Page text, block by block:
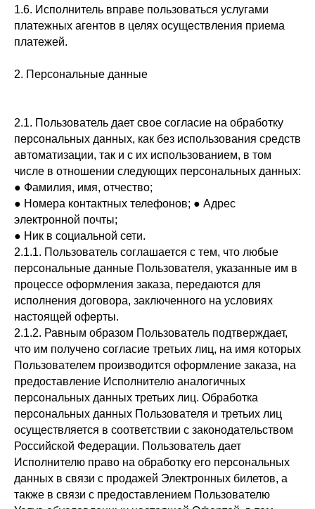
1.6. Исполнитель вправе пользоваться услугами
платежных агентов в целях осуществления приема
платежей.
2. Персональные данные
2.1. Пользователь дает свое согласие на обработку
персональных данных, как без использования средств
автоматизации, так и с их использованием, в том
числе в отношении следующих персональных данных:
● Фамилия, имя, отчество;
● Номера контактных телефонов; ● Адрес
электронной почты;
● Ник в социальной сети.
2.1.1. Пользователь соглашается с тем, что любые
персональные данные Пользователя, указанные им в
процессе оформления заказа, передаются для
исполнения договора, заключенного на условиях
настоящей оферты.
2.1.2. Равным образом Пользователь подтверждает,
что им получено согласие третьих лиц, на имя которых
Пользователем производится оформление заказа, на
предоставление Исполнителю аналогичных
персональных данных третьих лиц. Обработка
персональных данных Пользователя и третьих лиц
осуществляется в соответствии с законодательством
Российской Федерации. Пользователь дает
Исполнителю право на обработку его персональных
данных в связи с продажей Электронных билетов, а
также в связи с предоставлением Пользователю